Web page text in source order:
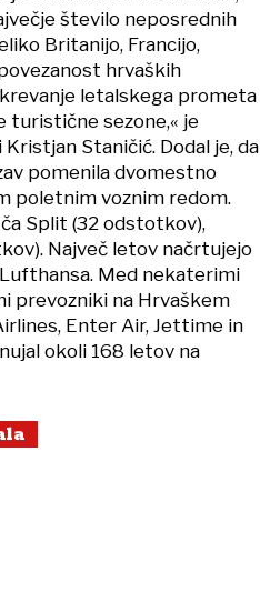
število neposrednih
Britanijo, Francijo,
hrvaških
letalskega prometa
turistične sezone,« je
Staničić. Dodal je, da
pomenila dvomestno
poletnim voznim redom.
Split (32 odstotkov),
Največ letov načrtujejo
Med nekaterimi
prevozniki na Hrvaškem
Enter Air, Jettime in
okoli 168 letov na